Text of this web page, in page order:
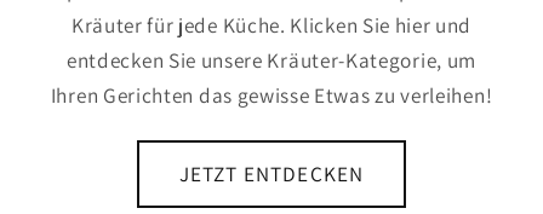
Kräuter für jede Küche. Klicken Sie hier und
entdecken Sie unsere Kräuter-Kategorie, um
Ihren Gerichten das gewisse Etwas zu verleihen!
JETZT ENTDECKEN